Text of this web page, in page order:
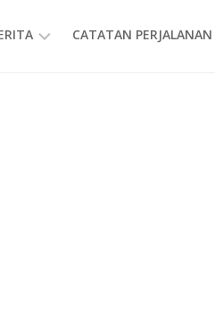
CATATAN PERJALANAN